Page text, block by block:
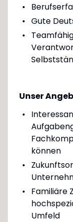
Gute
Unser
können
Familiäre
Umfeld